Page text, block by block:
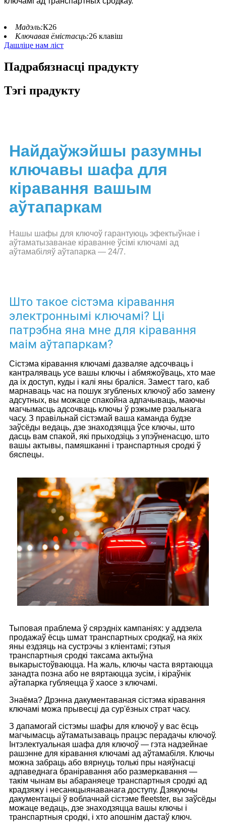
Мадэль:К26
Ключавая ёмістасць:26 клавіш
Дашліце нам ліст
Падрабязнасці прадукту
Тэгі прадукту
Найдаўжэйшы разумны
ключавы шафа для
кіравання вашым
аўтапаркам
Нашы шафы для ключоў гарантуюць эфектыўнае і
аўтаматызаванае кіраванне ўсімі ключамі ад
аўтамабіляў аўтапарка — 24/7.
Што такое сістэма кіравання
электроннымі ключамі? Ці
патрэбна яна мне для кіравання
маім аўтапаркам?
Сістэма кіравання ключамі дазваляе адсочваць і
кантраляваць усе вашы ключы і абмяжоўваць, хто мае
да іх доступ, куды і калі яны браліся. Замест таго, каб
марнаваць час на пошук згубленых ключоў або замену
адсутных, вы можаце спакойна адпачываць, маючы
магчымасць адсочваць ключы ў рэжыме рэальнага
часу. З правільнай сістэмай ваша каманда будзе
заўсёды ведаць, дзе знаходзяцца ўсе ключы, што
дасць вам спакой, які прыходзіць з упэўненасцю, што
вашы актывы, памяшканні і транспартныя сродкі ў
бяспецы.
Тыповая праблема ў сярэдніх кампаніях: у аддзела
продажаў ёсць шмат транспартных сродкаў, на якіх
яны ездзяць на сустрэчы з кліентамі; гэтыя
транспартныя сродкі таксама актыўна
выкарыстоўваюцца. На жаль, ключы часта вяртаюцца
занадта позна або не вяртаюцца зусім, і кіраўнік
аўтапарка губляецца ў хаосе з ключамі.
Знаёма? Дрэнна дакументаваная сістэма кіравання
ключамі можа прывесці да сур'ёзных страт часу.
З дапамогай сістэмы шафы для ключоў у вас ёсць
магчымасць аўтаматызаваць працэс перадачы ключоў.
Інтэлектуальная шафа для ключоў — гэта надзейнае
рашэнне для кіравання ключамі ад аўтамабіля. Ключы
можна забраць або вярнуць толькі пры наяўнасці
адпаведнага браніравання або размеркавання —
такім чынам вы абараняеце транспартныя сродкі ад
крадзяжу і несанкцыянаванага доступу. Дзякуючы
дакументацыі ў воблачнай сістэме fleetster, вы заўсёды
можаце ведаць, дзе знаходзяцца вашы ключы і
транспартныя сродкі, і хто апошнім дастаў ключ.